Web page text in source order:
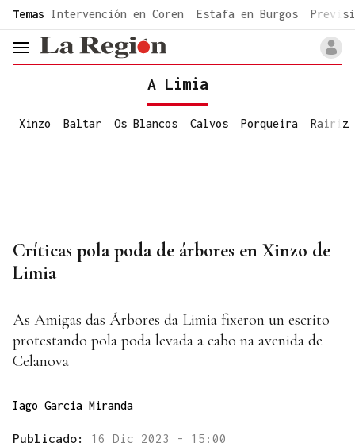
common.go-to-content
Temas Intervención en Coren Estafa en Burgos
header.menu.open
A Limia
Xinzo Baltar Os Blancos Calvos Porqueira Rairiz
Críticas pola poda de árbores en Xinzo de
Limia
As Amigas das Árbores da Limia fixeron un escrito
protestando pola poda levada a cabo na avenida de
Celanova
Iago Garcia Miranda
Publicado: 16 Dic 2023 - 15:00